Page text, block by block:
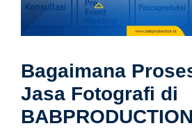
Bagaimana
Jasa Fotografi di